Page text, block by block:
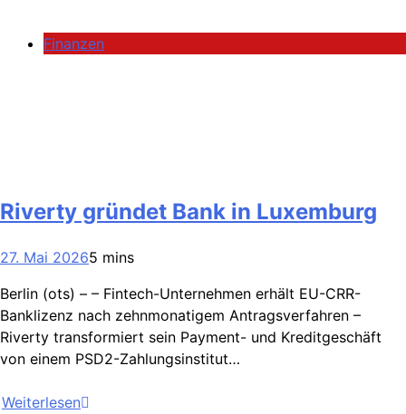
Finanzen
Riverty gründet Bank in Luxemburg
27. Mai 20265 mins
Berlin (ots) – – Fintech-Unternehmen erhält EU-CRR-
Banklizenz nach zehnmonatigem Antragsverfahren –
Riverty transformiert sein Payment- und Kreditgeschäft
von einem PSD2-Zahlungsinstitut…
Weiterlesen